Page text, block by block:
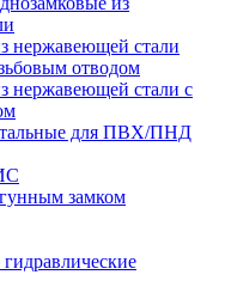
нержавеющей стали
отводом
нержавеющей стали с
для ПВХ/ПНД
замком